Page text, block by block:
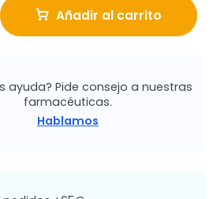
Añadir al carrito
ayuda? Pide consejo a nuestras
farmacéuticas.
Hablamos